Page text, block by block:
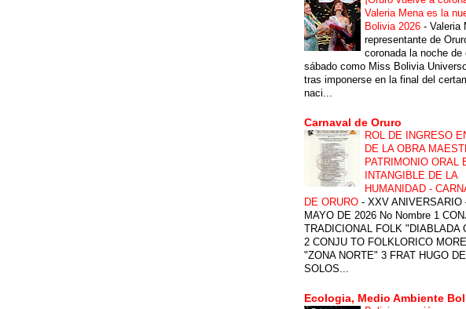
Valeria Mena es la
Bolivia 2026 - Valeria
representante de
coronada la noche de
sábado como Miss Bolivia
tras imponerse en la final del
naci...
Carnaval de Oruro
ROL DE INGRESO
DE LA OBRA
PATRIMONIO ORAL
INTANGIBLE DE LA
HUMANIDAD -
DE ORURO - XXV ANIVERSARIO
MAYO DE 2026 No Nombre 1
TRADICIONAL FOLK "DIABLADA
2 CONJU TO FOLKLORICO
"ZONA NORTE" 3 FRAT HUGO
SOLOS...
Ecologia, Medio Ambiente